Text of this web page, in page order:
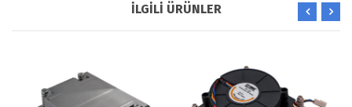
İLGİLİ ÜRÜNLER